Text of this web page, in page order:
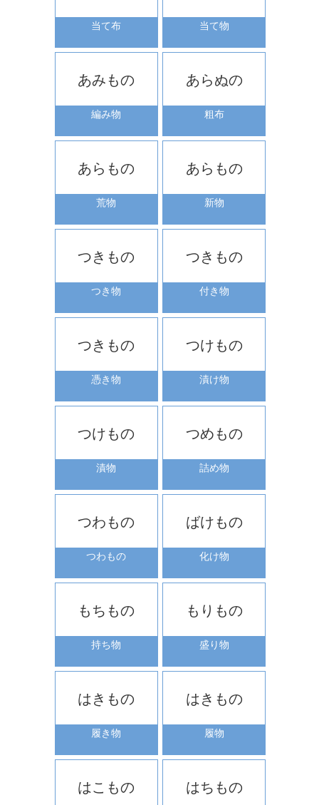
当て布 当て物
あみもの
編み物
あらぬの
粗布
あらもの
荒物
あらもの
新物
つきもの
つき物
つきもの
付き物
つきもの
憑き物
つけもの
漬け物
つけもの
漬物
つめもの
詰め物
つわもの
つわもの
ばけもの
化け物
もちもの
持ち物
もりもの
盛り物
はきもの
履き物
はきもの
履物
はこもの はちもの